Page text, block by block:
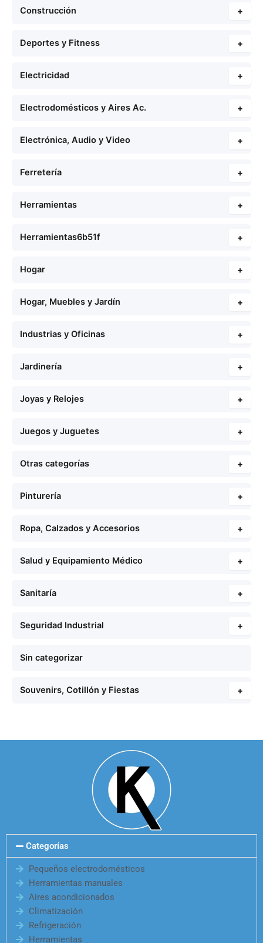
Construcción +
Deportes y Fitness +
Electricidad +
Electrodomésticos y Aires Ac. +
Electrónica, Audio y Video +
Ferretería +
Herramientas +
Herramientas6b51f +
Hogar +
Hogar, Muebles y Jardín +
Industrias y Oficinas +
Jardinería +
Joyas y Relojes +
Juegos y Juguetes +
Otras categorías +
Pinturería +
Ropa, Calzados y Accesorios +
Salud y Equipamiento Médico +
Sanitaría +
Seguridad Industrial +
Sin categorizar
Souvenirs, Cotillón y Fiestas +
Categorías
Pequeños electrodomésticos
Herramientas manuales
Aires acondicionados
Climatización
Refrigeración
Herramientas